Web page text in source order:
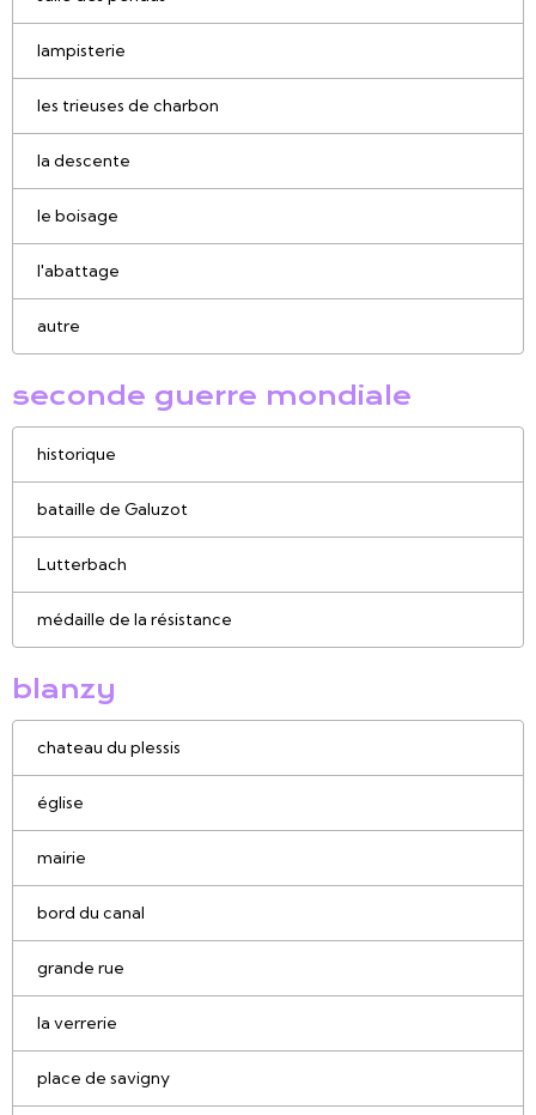
lampisterie
les trieuses de charbon
la descente
le boisage
l'abattage
autre
seconde guerre mondiale
historique
bataille de Galuzot
Lutterbach
médaille de la résistance
blanzy
chateau du plessis
église
mairie
bord du canal
grande rue
la verrerie
place de savigny